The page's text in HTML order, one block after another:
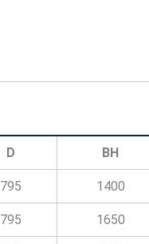
D BH
795 1400
795 1650